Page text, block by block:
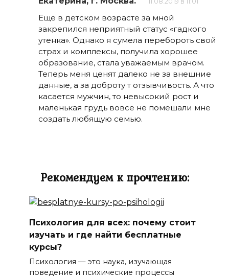
Еще в детском возрасте за мной
закрепился неприятный статус «гадкого
утенка». Однако я сумела перебороть свой
страх и комплексы, получила хорошее
образование, стала уважаемым врачом.
Теперь меня ценят далеко не за внешние
данные, а за доброту т отзывчивость. А что
касается мужчин, то невысокий рост и
маленькая грудь вовсе не помешали мне
создать любящую семью.
Рекомендуем к прочтению:
Психология для всех: почему стоит
изучать и где найти бесплатные
курсы?
Психология — это наука, изучающая
поведение и психические процессы